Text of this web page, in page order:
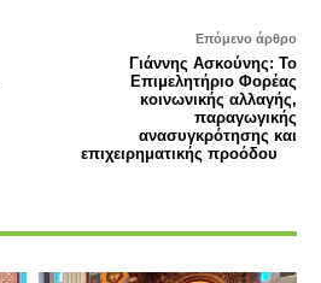
Επόμενο άρθρο
Γιάννης Ασκούνης: Το
Επιμελητήριο Φορέας
κοινωνικής αλλαγής,
παραγωγικής
ανασυγκρότησης και
επιχειρηματικής προόδου